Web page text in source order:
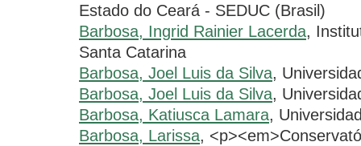
Estado do Ceará - SEDUC (Brasil)
Barbosa, Ingrid Rainier Lacerda,
Santa Catarina
Barbosa, Joel Luis da Silva,
Barbosa, Joel Luis da Silva,
Barbosa, Katiusca Lamara,
Barbosa, Larissa,